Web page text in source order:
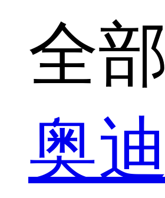
全部
奥迪